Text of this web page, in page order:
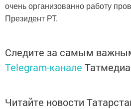
очень организованно работу
Президент РТ.
Следите за самым
Telegram-канале Татмедиа
Читайте новости